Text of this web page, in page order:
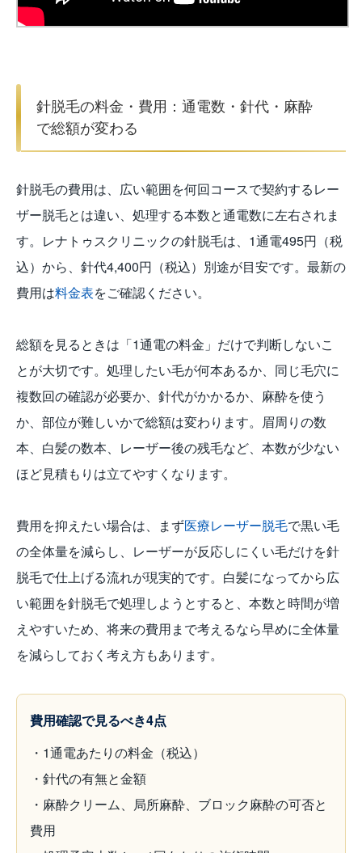
針脱毛の料金・費用：通電数・針代・麻酔
で総額が変わる
針脱毛の費用は、広い範囲を何回コースで契約するレー
ザー脱毛とは違い、処理する本数と通電数に左右されま
す。レナトゥスクリニックの針脱毛は、1通電495円（税
込）から、針代4,400円（税込）別途が目安です。最新の
費用は料金表をご確認ください。
総額を見るときは「1通電の料金」だけで判断しないこ
とが大切です。処理したい毛が何本あるか、同じ毛穴に
複数回の確認が必要か、針代がかかるか、麻酔を使う
か、部位が難しいかで総額は変わります。眉周りの数
本、白髪の数本、レーザー後の残毛など、本数が少ない
ほど見積もりは立てやすくなります。
費用を抑えたい場合は、まず医療レーザー脱毛で黒い毛
の全体量を減らし、レーザーが反応しにくい毛だけを針
脱毛で仕上げる流れが現実的です。白髪になってから広
い範囲を針脱毛で処理しようとすると、本数と時間が増
えやすいため、将来の費用まで考えるなら早めに全体量
を減らしておく考え方もあります。
費用確認で見るべき4点
・1通電あたりの料金（税込）
・針代の有無と金額
・麻酔クリーム、局所麻酔、ブロック麻酔の可否と
費用